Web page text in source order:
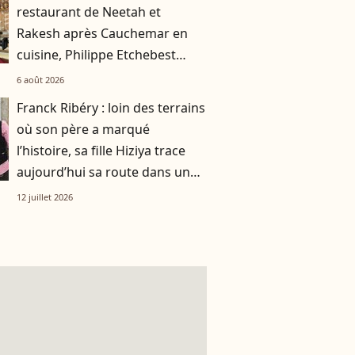
restaurant de Neetah et
Rakesh après Cauchemar en
cuisine, Philippe Etchebest
pensait les avoir sauvés
6 août 2026
Franck Ribéry : loin des terrains
où son père a marqué
l’histoire, sa fille Hiziya trace
aujourd’hui sa route dans un
tout autre univers
12 juillet 2026